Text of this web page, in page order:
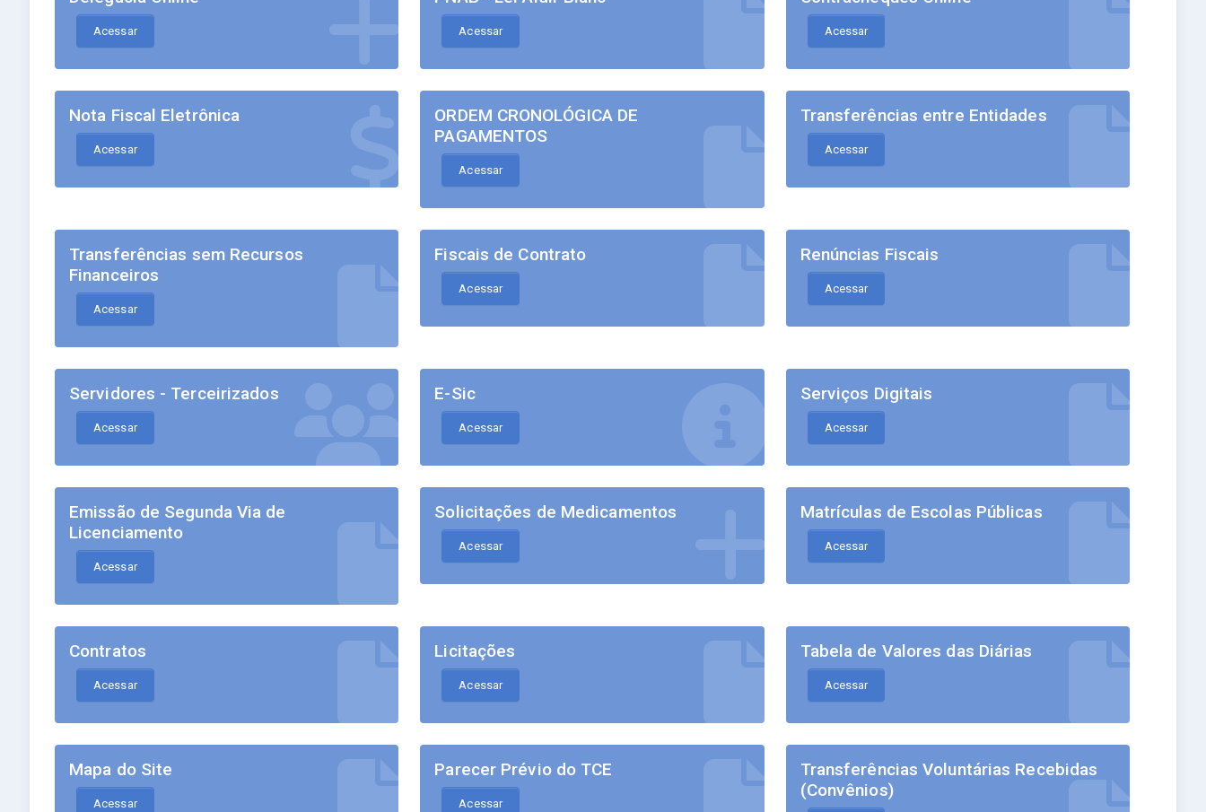
Acessar Acessar Acessar
Nota Fiscal Eletrônica
Acessar
ORDEM CRONOLÓGICA DE
PAGAMENTOS
Acessar
Transferências entre Entidades
Acessar
Transferências sem Recursos
Financeiros
Acessar
Fiscais de Contrato
Acessar
Renúncias Fiscais
Acessar
Servidores - Terceirizados
Acessar
E-Sic
Acessar
Serviços Digitais
Acessar
Emissão de Segunda Via de
Licenciamento
Acessar
Solicitações de Medicamentos
Acessar
Matrículas de Escolas Públicas
Acessar
Contratos
Acessar
Licitações
Acessar
Tabela de Valores das Diárias
Acessar
Mapa do Site
Acessar
Parecer Prévio do TCE
Acessar
Transferências Voluntárias Recebidas
(Convênios)